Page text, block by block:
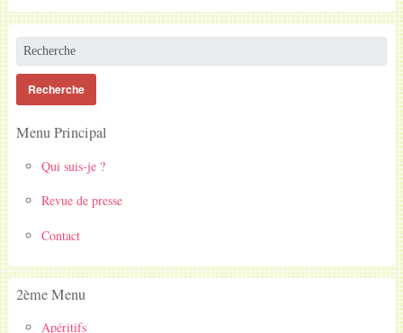
Menu Principal
Qui suis-je ?
Revue de presse
Contact
2ème Menu
Apéritifs